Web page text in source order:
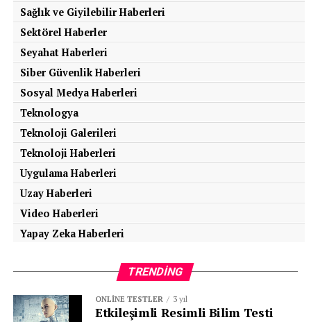
Sağlık ve Giyilebilir Haberleri
Sektörel Haberler
Seyahat Haberleri
Siber Güvenlik Haberleri
Sosyal Medya Haberleri
Teknologya
Teknoloji Galerileri
Teknoloji Haberleri
Uygulama Haberleri
Uzay Haberleri
Video Haberleri
Yapay Zeka Haberleri
TRENDING
ONLINE TESTLER 3 yıl
Etkileşimli Resimli Bilim Testi